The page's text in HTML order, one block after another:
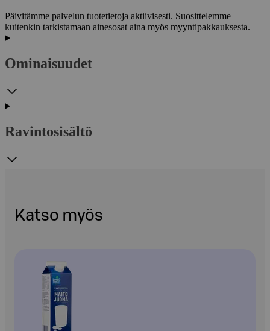
Päivitämme palvelun tuotetietoja aktiivisesti. Suosittelemme
kuitenkin tarkistamaan ainesosat aina myös myyntipakkauksesta.
Ominaisuudet
Ravintosisältö
Katso myös